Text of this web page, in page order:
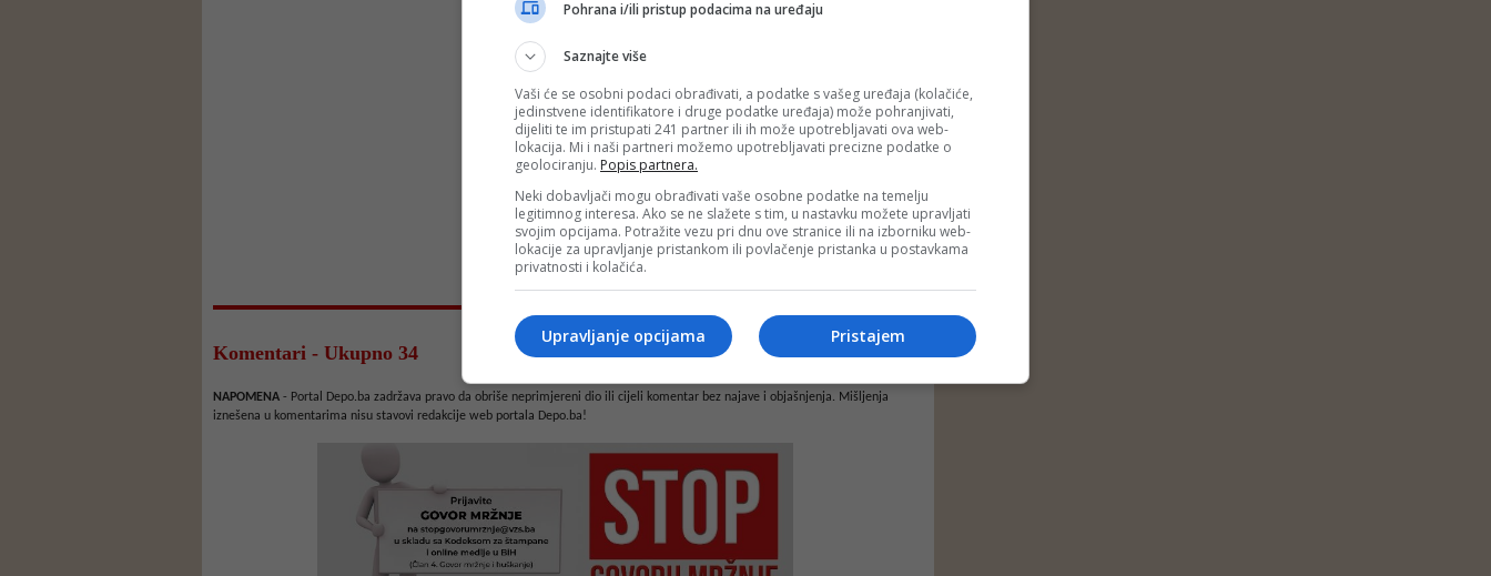
Komentari - Ukupno 34
NAPOMENA - Portal Depo.ba zadržava pravo da obriše neprimjereni dio ili cijeli komentar bez najave i objašnjenja. Mišljenja
iznešena u komentarima nisu stavovi redakcije web portala Depo.ba!
Pohrana i/ili pristup podacima na uređaju
Saznajte više
Vaši će se osobni podaci obrađivati, a podatke s vašeg uređaja (kolačiće,
jedinstvene identifikatore i druge podatke uređaja) može pohranjivati,
dijeliti te im pristupati 241 partner ili ih može upotrebljavati ova web-
lokacija. Mi i naši partneri možemo upotrebljavati precizne podatke o
geolociranju. Popis partnera.
Neki dobavljači mogu obrađivati vaše osobne podatke na temelju
legitimnog interesa. Ako se ne slažete s tim, u nastavku možete upravljati
svojim opcijama. Potražite vezu pri dnu ove stranice ili na izborniku web-
lokacije za upravljanje pristankom ili povlačenje pristanka u postavkama
privatnosti i kolačića.
Pristajem
Upravljanje opcijama